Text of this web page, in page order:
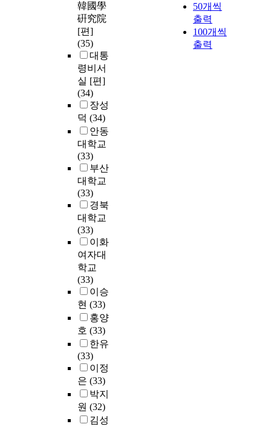
韓國學
硏究院
[편]
(35)
대통
령비서
실 [편]
(34)
장성
덕 (34)
안동
대학교
(33)
부산
대학교
(33)
경북
대학교
(33)
이화
여자대
학교
(33)
이승
현 (33)
홍양
호 (33)
한유
(33)
이정
은 (33)
박지
원 (32)
김성
50개씩
출력
100개씩
출력